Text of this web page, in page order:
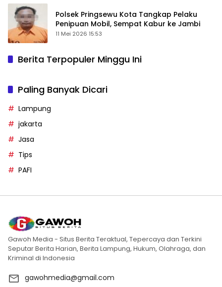
Polsek Pringsewu Kota Tangkap Pelaku
Penipuan Mobil, Sempat Kabur ke Jambi
11 Mei 2026 15:53
Berita Terpopuler Minggu Ini
Paling Banyak Dicari
Lampung
jakarta
Jasa
Tips
PAFI
Gawoh Media - Situs Berita Teraktual, Tepercaya dan Terkini
Seputar Berita Harian, Berita Lampung, Hukum, Olahraga, dan
Kriminal di Indonesia
gawohmedia@gmail.com